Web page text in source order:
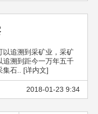
以追溯到采矿业，采矿
追溯到距今一万年五千
集石.. [详内文]
2018-01-23 9:34